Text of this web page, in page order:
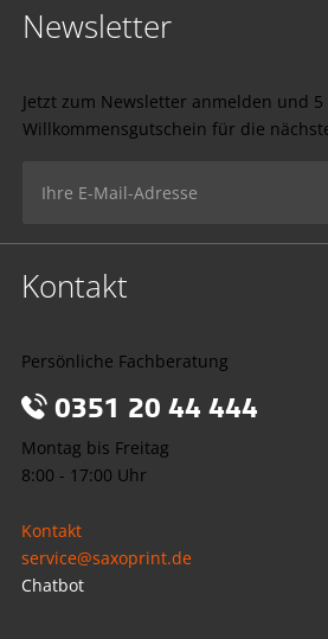
Newsletter
Jetzt zum Newsletter anmelden und 5
Willkommensgutschein für die
Kontakt
Persönliche Fachberatung
0351 20 44 444
Montag bis Freitag
8:00 - 17:00 Uhr
Kontakt
service@saxoprint.de
Chatbot